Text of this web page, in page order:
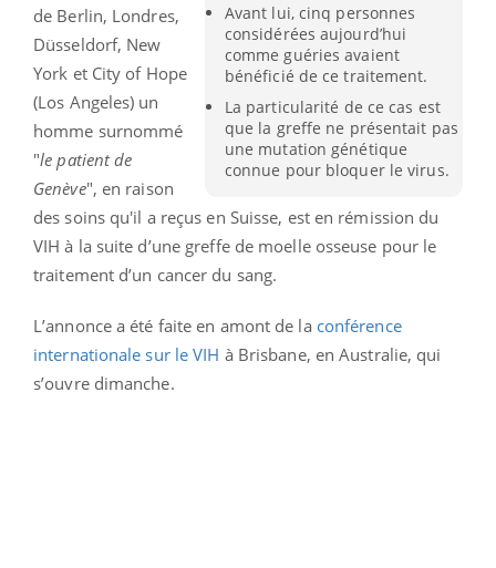
Avant lui, cinq personnes
considérées aujourd’hui
comme guéries avaient
bénéficié de ce traitement.
La particularité de ce cas est
que la greffe ne présentait pas
une mutation génétique
connue pour bloquer le virus.
de Berlin, Londres,
Düsseldorf, New
York et City of Hope
(Los Angeles) un
homme surnommé
"le patient de
Genève", en raison
des soins qu'il a reçus en Suisse, est en rémission du
VIH à la suite d’une greffe de moelle osseuse pour le
traitement d’un cancer du sang.
L’annonce a été faite en amont de la conférence
internationale sur le VIH à Brisbane, en Australie, qui
s’ouvre dimanche.